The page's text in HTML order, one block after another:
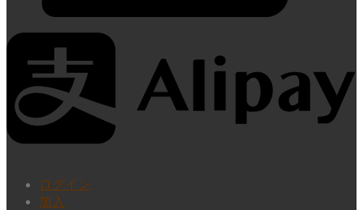
ログイン
加入